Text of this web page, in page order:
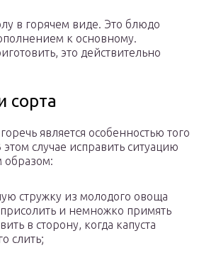
в горячем виде. Это блюдо
к основному.
это действительно
сорта
является особенностью того
случае исправить ситуацию
стружку из молодого овоща
и немножко примять
в сторону, когда капуста
слить;